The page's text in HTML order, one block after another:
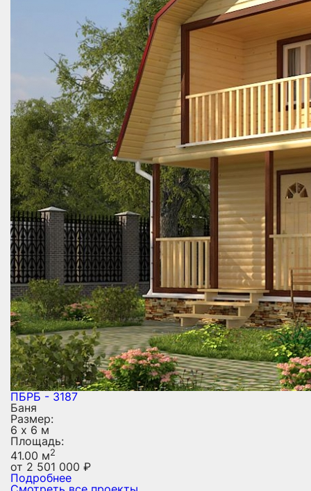
ПБРБ - 3187
Баня
Размер:
6 х 6 м
Площадь:
41.00 м2
от 2 501 000 ₽
Подробнее